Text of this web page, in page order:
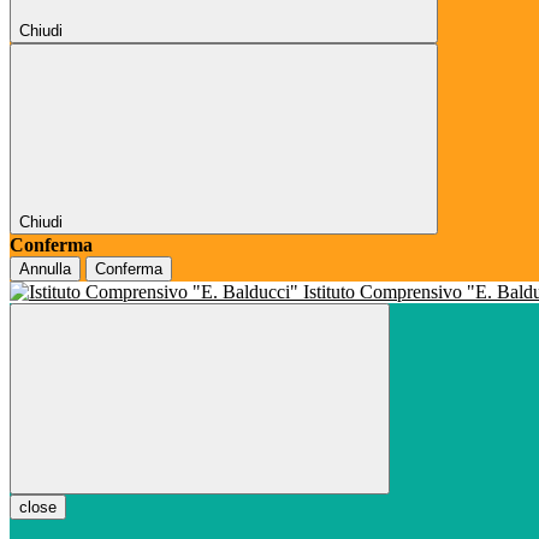
Chiudi
Chiudi
Conferma
Annulla Conferma
Istituto Comprensivo "E.
close